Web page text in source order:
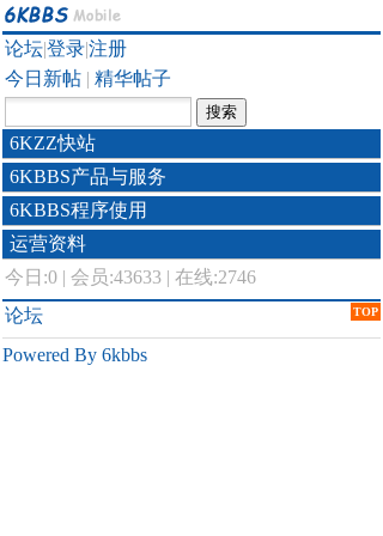
论坛|登录|注册
今日新帖 | 精华帖子
6KZZ快站
6KBBS产品与服务
6KBBS程序使用
运营资料
今日:0 | 会员:43633 | 在线:2746
TOP
论坛
Powered By 6kbbs